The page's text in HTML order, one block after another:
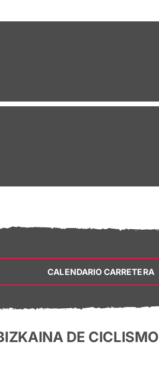
CALENDARIO CARRETERA
DE CICLISMO